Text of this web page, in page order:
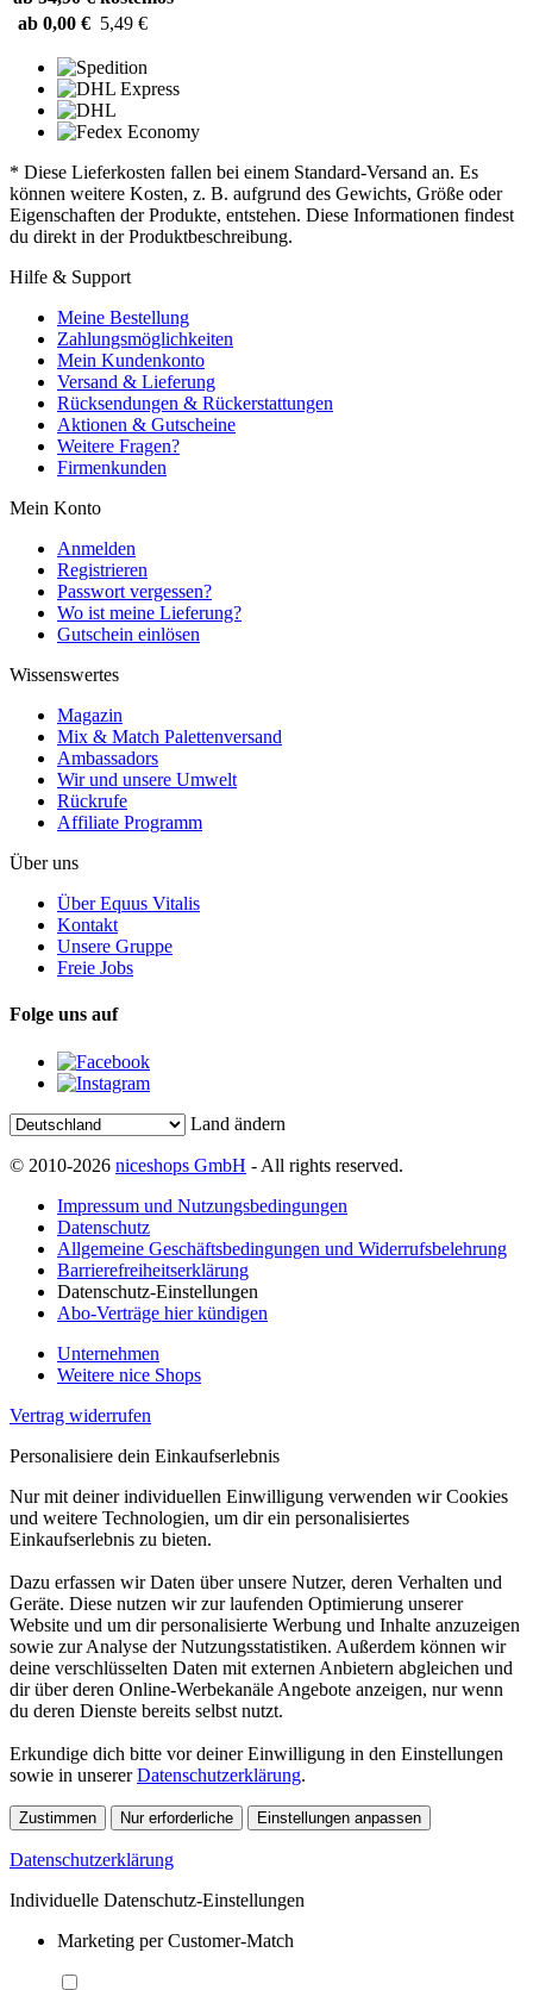
ab 0,00 € 5,49 €
* Diese Lieferkosten fallen bei einem Standard-Versand an. Es
können weitere Kosten, z. B. aufgrund des Gewichts, Größe oder
Eigenschaften der Produkte, entstehen. Diese Informationen findest
du direkt in der Produktbeschreibung.
Hilfe & Support
Meine Bestellung
Zahlungsmöglichkeiten
Mein Kundenkonto
Versand & Lieferung
Rücksendungen & Rückerstattungen
Aktionen & Gutscheine
Weitere Fragen?
Firmenkunden
Mein Konto
Anmelden
Registrieren
Passwort vergessen?
Wo ist meine Lieferung?
Gutschein einlösen
Wissenswertes
Magazin
Mix & Match Palettenversand
Ambassadors
Wir und unsere Umwelt
Rückrufe
Affiliate Programm
Über uns
Über Equus Vitalis
Kontakt
Unsere Gruppe
Freie Jobs
Folge uns auf
Land ändern
© 2010-2026 niceshops GmbH - All rights reserved.
Impressum und Nutzungsbedingungen
Datenschutz
Allgemeine Geschäftsbedingungen und Widerrufsbelehrung
Barrierefreiheitserklärung
Datenschutz-Einstellungen
Abo-Verträge hier kündigen
Unternehmen
Weitere nice Shops
Vertrag widerrufen
Personalisiere dein Einkaufserlebnis
Nur mit deiner individuellen Einwilligung verwenden wir Cookies
und weitere Technologien, um dir ein personalisiertes
Einkaufserlebnis zu bieten.
Dazu erfassen wir Daten über unsere Nutzer, deren Verhalten und
Geräte. Diese nutzen wir zur laufenden Optimierung unserer
Website und um dir personalisierte Werbung und Inhalte anzuzeigen
sowie zur Analyse der Nutzungsstatistiken. Außerdem können wir
deine verschlüsselten Daten mit externen Anbietern abgleichen und
dir über deren Online-Werbekanäle Angebote anzeigen, nur wenn
du deren Dienste bereits selbst nutzt.
Erkundige dich bitte vor deiner Einwilligung in den Einstellungen
sowie in unsererDatenschutzerklärung.
Zustimmen Nur erforderliche Einstellungen anpassen
Datenschutzerklärung
Individuelle Datenschutz-Einstellungen
Marketing per Customer-Match